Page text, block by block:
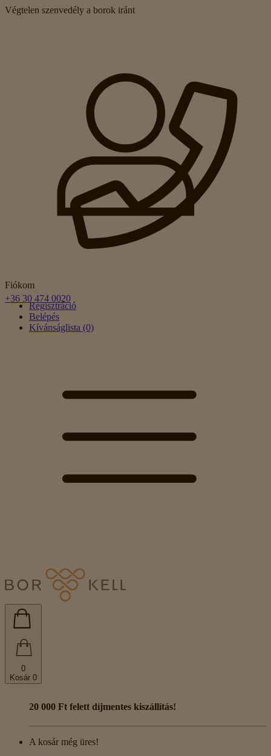
Végtelen szenvedély a borok iránt
Fiókom
Regisztráció
Belépés
Kívánságlista (0)
+36 30 474 0020
0
Kosár 0
20 000 Ft felett díjmentes kiszállítás!
A kosár még üres!